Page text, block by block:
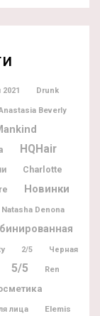
Drunk
Beverly
HQHair
Charlotte
Новинки
Natasha Denona
2/5 Черная
5/5 Ren
лица Elemis